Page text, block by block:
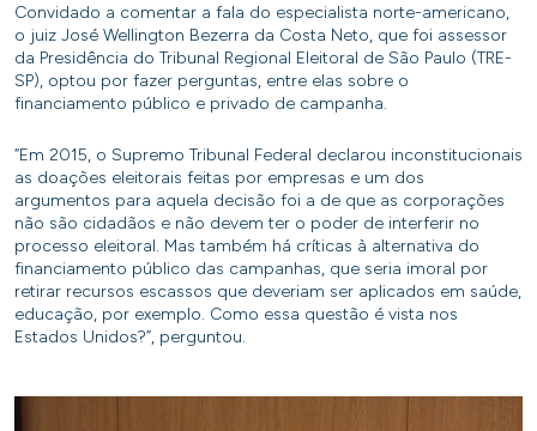
Convidado a comentar a fala do especialista norte-americano,
o juiz José Wellington Bezerra da Costa Neto, que foi assessor
da Presidência do Tribunal Regional Eleitoral de São Paulo (TRE-
SP), optou por fazer perguntas, entre elas sobre o
financiamento público e privado de campanha.
“Em 2015, o Supremo Tribunal Federal declarou inconstitucionais
as doações eleitorais feitas por empresas e um dos
argumentos para aquela decisão foi a de que as corporações
não são cidadãos e não devem ter o poder de interferir no
processo eleitoral. Mas também há críticas à alternativa do
financiamento público das campanhas, que seria imoral por
retirar recursos escassos que deveriam ser aplicados em saúde,
educação, por exemplo. Como essa questão é vista nos
Estados Unidos?”, perguntou.